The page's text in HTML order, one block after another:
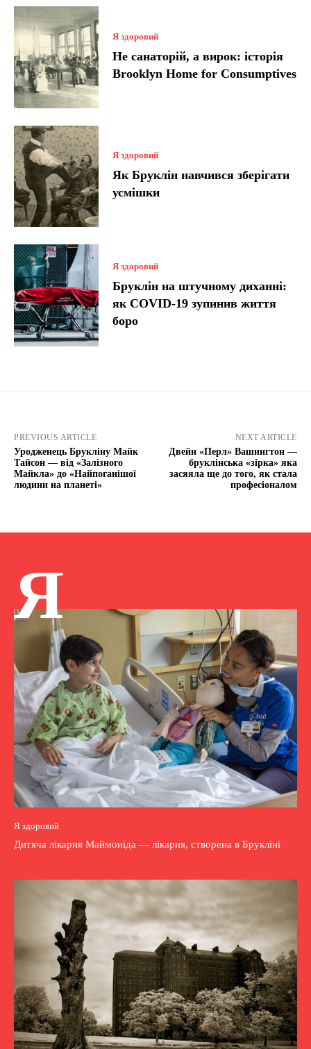
Я здоровий
Не санаторій, а вирок: історія
Brooklyn Home for Consumptives
Я здоровий
Як Бруклін навчився зберігати
усмішки
Я здоровий
Бруклін на штучному диханні:
як COVID-19 зупинив життя
боро
PREVIOUS ARTICLE
Уродженець Брукліну Майк
Тайсон — від «Залізного
Майкла» до «Найпоганішої
людини на планеті»
NEXT ARTICLE
Двейн «Перл» Вашингтон —
бруклінська «зірка» яка
засяяла ще до того, як стала
професіоналом
Я
Я здоровий
Дитяча лікарня Маймоніда — лікарня, створена в Брукліні